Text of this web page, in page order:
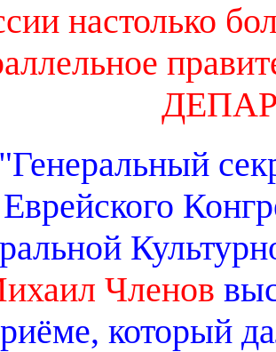
настолько
"Генеральный
Еврейского
Членов
который